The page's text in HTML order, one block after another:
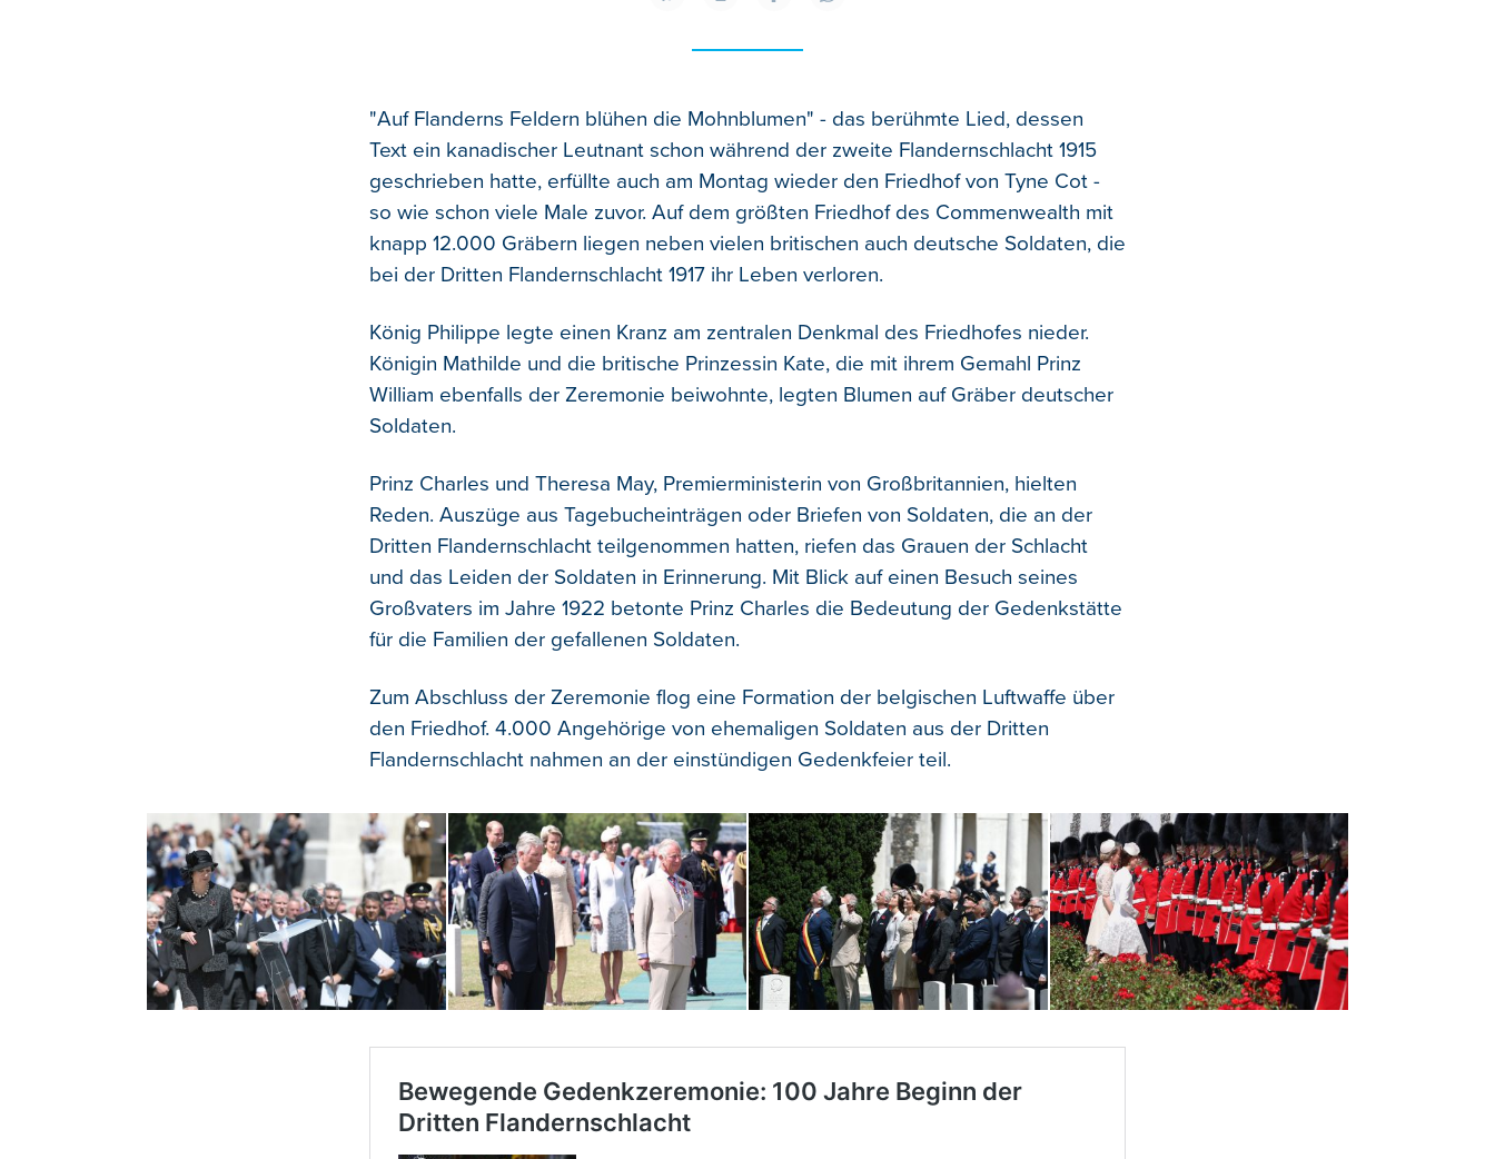
"Auf Flanderns Feldern blühen die Mohnblumen" - das berühmte Lied, dessen
Text ein kanadischer Leutnant schon während der zweite Flandernschlacht 1915
geschrieben hatte, erfüllte auch am Montag wieder den Friedhof von Tyne Cot -
so wie schon viele Male zuvor. Auf dem größten Friedhof des Commenwealth mit
knapp 12.000 Gräbern liegen neben vielen britischen auch deutsche Soldaten, die
bei der Dritten Flandernschlacht 1917 ihr Leben verloren.
König Philippe legte einen Kranz am zentralen Denkmal des Friedhofes nieder.
Königin Mathilde und die britische Prinzessin Kate, die mit ihrem Gemahl Prinz
William ebenfalls der Zeremonie beiwohnte, legten Blumen auf Gräber deutscher
Soldaten.
Prinz Charles und Theresa May, Premierministerin von Großbritannien, hielten
Reden. Auszüge aus Tagebucheinträgen oder Briefen von Soldaten, die an der
Dritten Flandernschlacht teilgenommen hatten, riefen das Grauen der Schlacht
und das Leiden der Soldaten in Erinnerung. Mit Blick auf einen Besuch seines
Großvaters im Jahre 1922 betonte Prinz Charles die Bedeutung der Gedenkstätte
für die Familien der gefallenen Soldaten.
Zum Abschluss der Zeremonie flog eine Formation der belgischen Luftwaffe über
den Friedhof. 4.000 Angehörige von ehemaligen Soldaten aus der Dritten
Flandernschlacht nahmen an der einstündigen Gedenkfeier teil.